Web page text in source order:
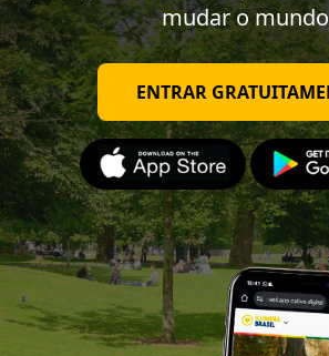
mudar o
ENTRAR